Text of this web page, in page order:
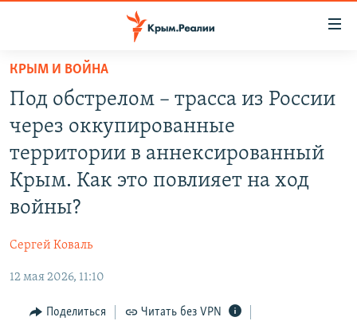
Вернуться
основному
содержанию
Вернутся
главной
навигации
НОВОСТИ
СПЕЦПРОЕКТЫ
КАРТА ВОЕННЫХ ОБЪЕКТОВ КРЫМА
11 ЛЕТ ОККУПАЦИИ КРЫМА. 11 ИСТОРИЙ СОПРОТИВЛЕНИЯ
ВОДА
ИСТОРИЯ
ЕЩЕ
ТЕЛЕПРОЕКТ КРЫМ.РЕАЛИИ
СОВЕТЫ ПРАВОЗАЩИТНИКОВ
КАК ОБОЙТИ БЛОКИРОВКУ
КРЫМ И ВОЙНА
Под обстрелом – трасса из России
через оккупированные
территории в аннексированный
Крым. Как это повлияет на ход
войны?
Сергей Коваль
12 мая 2026, 11:10
Поделиться Читать без VPN